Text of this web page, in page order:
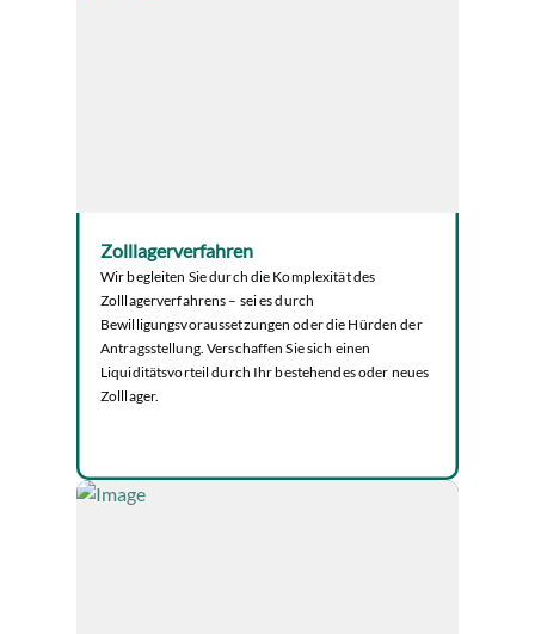
Zolllagerverfahren
Wir begleiten Sie durch die Komplexität des
Zolllagerverfahrens – sei es durch
Bewilligungsvoraussetzungen oder die Hürden der
Antragsstellung. Verschaffen Sie sich einen
Liquiditätsvorteil durch Ihr bestehendes oder neues
Zolllager.